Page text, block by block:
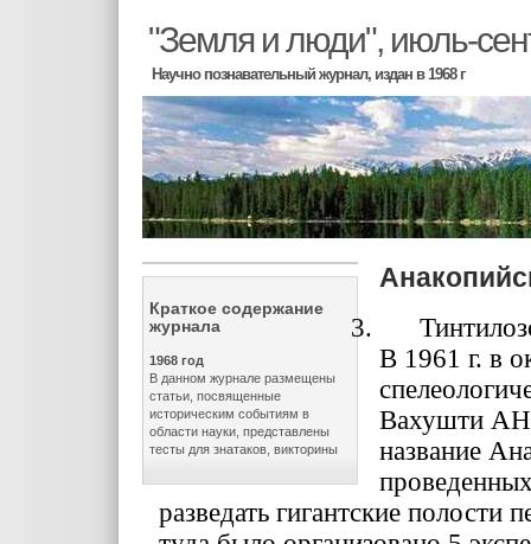
"Земля и люди", июль-
Научно познавательный журнал, издан в 1968 г
Краткое содержание
журнала
1968 год
В данном журнале размещены
статьи, посвященные
историческим событиям в
области науки, представлены
тесты для знатаков, викторины
3.
В 1961 г. в
Вахушти АН
название
разведать гигантские